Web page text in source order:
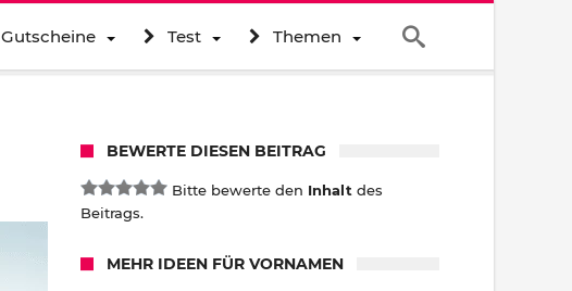
Gutscheine Test Themen
BEWERTE DIESEN BEITRAG
Bitte bewerte den Inhalt des
Beitrags.
MEHR IDEEN FÜR VORNAMEN